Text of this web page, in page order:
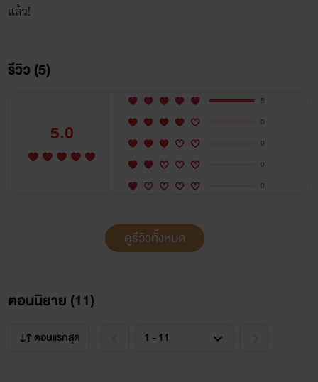
แล้ว!
รีวิว (5)
5.0
5
0
0
0
0
ดูรีวิวทั้งหมด
ตอนนิยาย (11)
ตอนแรกสุด